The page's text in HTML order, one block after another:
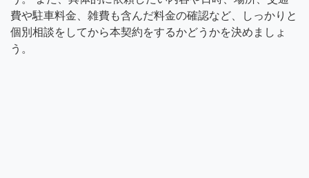
費や駐車料金、雑費も含んだ料金の確認など、しっかりと
個別相談をしてから本契約をするかどうかを決めましょ
う。